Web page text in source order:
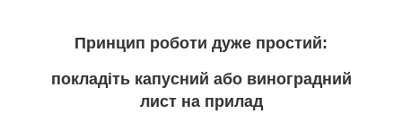
Принцип роботи дуже простий:
покладіть капусний або виноградний
лист на прилад